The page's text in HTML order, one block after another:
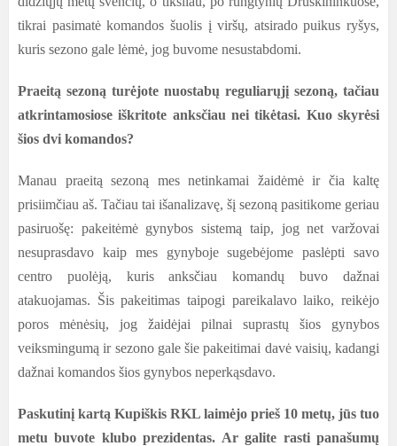
tikrai pasimatė komandos šuolis į viršų, atsirado puikus ryšys,
kuris sezono gale lėmė, jog buvome nesustabdomi.
Praeitą sezoną turėjote nuostabų reguliarųjį sezoną, tačiau
atkrintamosiose iškritote anksčiau nei tikėtasi. Kuo skyrėsi
šios dvi komandos?
Manau praeitą sezoną mes netinkamai žaidėmė ir čia kaltę
prisiimčiau aš. Tačiau tai išanalizavę, šį sezoną pasitikome geriau
pasiruošę: pakeitėmė gynybos sistemą taip, jog net varžovai
nesuprasdavo kaip mes gynyboje sugebėjome paslėpti savo
centro puolėją, kuris anksčiau komandų buvo dažnai
atakuojamas. Šis pakeitimas taipogi pareikalavo laiko, reikėjo
poros mėnėsių, jog žaidėjai pilnai suprastų šios gynybos
veiksmingumą ir sezono gale šie pakeitimai davė vaisių, kadangi
dažnai komandos šios gynybos neperkąsdavo.
Paskutinį kartą Kupiškis RKL laimėjo prieš 10 metų, jūs tuo
metu buvote klubo prezidentas. Ar galite rasti panašumų